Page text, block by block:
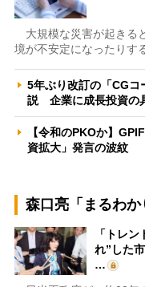
大規模な災害が起きる
境が不安定になったりす
5年ぶり改訂の「CGコ
説 企業に成長投資の
【令和のPKOか】
資拡大」発言の波紋
森口亮「まるわか
「トレ
れ”した
…